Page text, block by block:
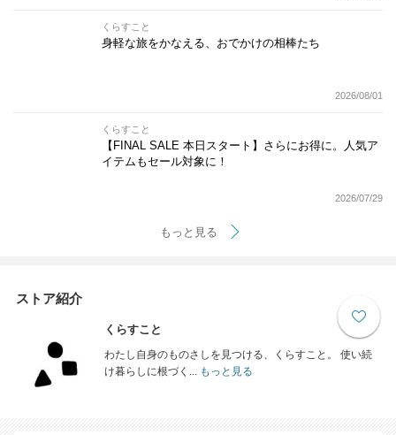
くらすこと
身軽な旅をかなえる、おでかけの相棒たち
2026/08/01
くらすこと
【FINAL SALE 本日スタート】さらにお得に。人気ア
イテムもセール対象に！
2026/07/29
もっと見る
ストア紹介
くらすこと
わたし自身のものさしを見つける、くらすこと。 使い続
け暮らしに根づく...
もっと見る